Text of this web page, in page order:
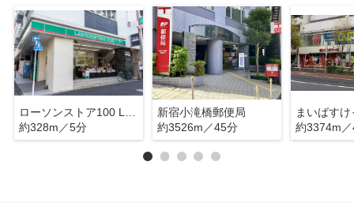
ローソンストア100 LS新宿一丁目店
約328m／5分
新宿小滝橋郵便局
約3526m／45分
約3374m